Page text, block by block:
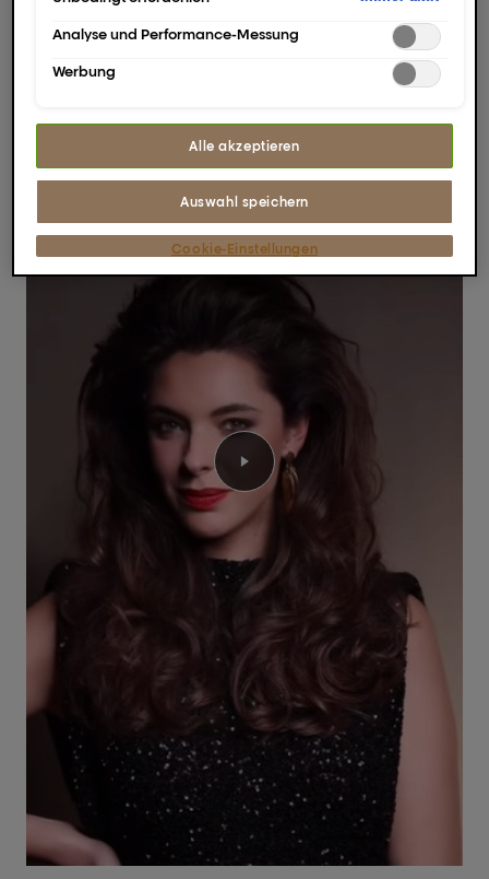
#MochaMousse Vibes, die ultimativen
Titan Brown Looks, die wirklich zu dir
passen!
Probiere es jetzt aus!
Video abspielen
("Auswahl speichern"). Die Auswahl kann jederzeit unter dem
Link "Cookie-Einstellungen" angepasst werden. Für weitere
Informationen s. unsere Datenschutzinformationen.
Analyse und Performance-Messung
Werbung
Alle akzeptieren
Auswahl speichern
Cookie-Einstellungen